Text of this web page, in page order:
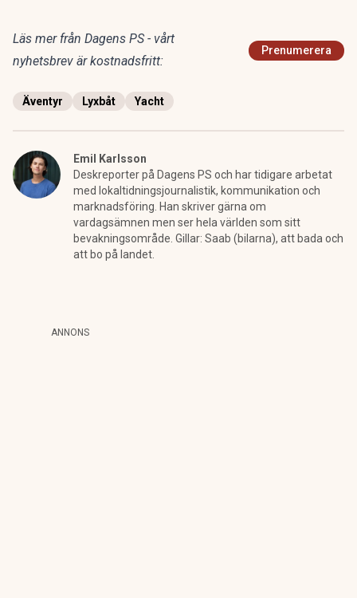
Läs mer från Dagens PS - vårt
nyhetsbrev är kostnadsfritt:
Prenumerera
Äventyr Lyxbåt Yacht
Emil Karlsson
Deskreporter på Dagens PS och har tidigare arbetat
med lokaltidningsjournalistik, kommunikation och
marknadsföring. Han skriver gärna om
vardagsämnen men ser hela världen som sitt
bevakningsområde. Gillar: Saab (bilarna), att bada och
att bo på landet.
ANNONS